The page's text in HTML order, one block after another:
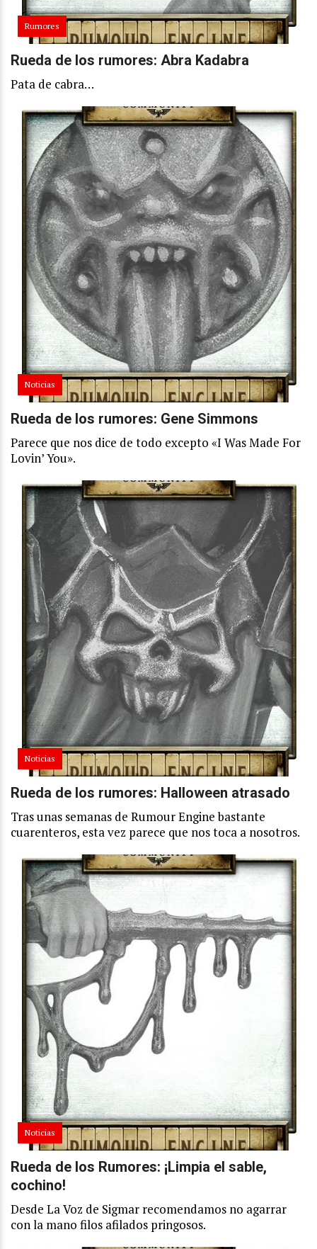
Rumores
Rueda de los rumores: Abra Kadabra
Pata de cabra…
Noticias
Rueda de los rumores: Gene Simmons
Parece que nos dice de todo excepto «I Was Made For
Lovin’ You».
Noticias
Rueda de los rumores: Halloween atrasado
Tras unas semanas de Rumour Engine bastante
cuarenteros, esta vez parece que nos toca a nosotros.
Noticias
Rueda de los Rumores: ¡Limpia el sable,
cochino!
Desde La Voz de Sigmar recomendamos no agarrar
con la mano filos afilados pringosos.